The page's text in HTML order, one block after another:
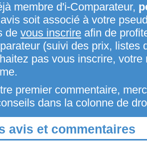
membre d'i-Comparateur,
soit associé à votre
de vous inscrire afin de
(suivi des prix, listes
pas vous inscrire,
premier commentaire,
dans la colonne de
avis et commentaires